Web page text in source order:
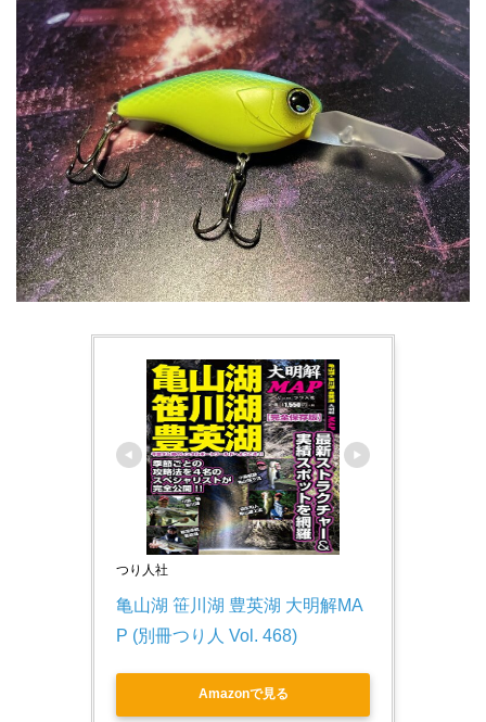
つり人社
亀山湖 笹川湖 豊英湖 大明解MA
P (別冊つり人 Vol. 468)
Amazonで見る